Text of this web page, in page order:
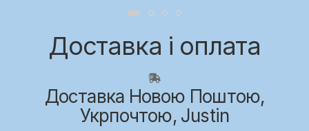
Доставка і оплата
Доставка Новою Поштою,
Укрпочтою, Justin